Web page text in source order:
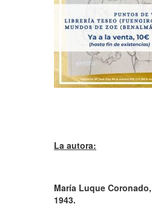
La autora:
María Luque
1943.